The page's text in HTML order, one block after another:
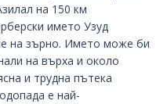
на 150 км
името Узуд
на зърно. Името може би
на върха и около
и трудна пътека
е най-